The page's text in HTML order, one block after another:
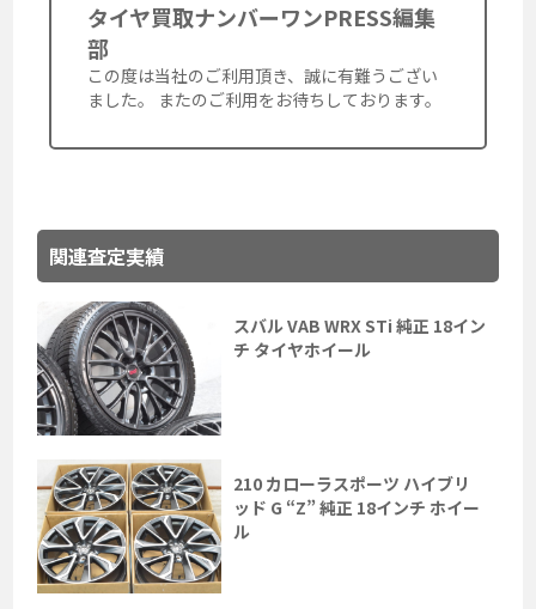
タイヤ買取ナンバーワンPRESS編集
部
この度は当社のご利用頂き、誠に有難うござい
ました。 またのご利用をお待ちしております。
関連査定実績
スバル VAB WRX STi 純正 18イン
チ タイヤホイール
210 カローラスポーツ ハイブリ
ッド G “Z” 純正 18インチ ホイー
ル